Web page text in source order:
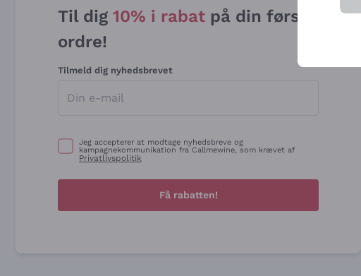
Til dig 10% i rabat på din første
ordre!
Tilmeld dig nyhedsbrevet
Jeg accepterer at modtage nyhedsbreve og
kampagnekommunikation fra Callmewine, som krævet af
Privatlivspolitik
Få rabatten!